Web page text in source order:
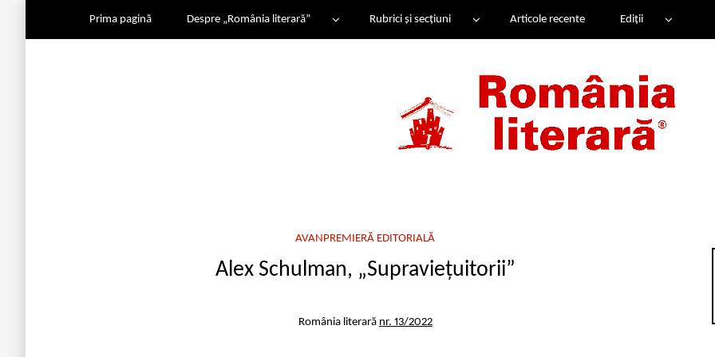
Prima pagină Despre „România literară” Rubrici și secțiuni Articole recente Ediții
AVANPREMIERĂ EDITORIALĂ
Alex Schulman, „Supraviețuitorii”
România literară nr. 13/2022